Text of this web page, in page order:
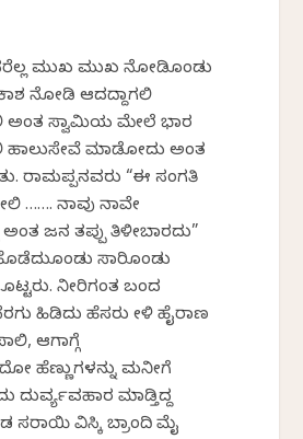
ಮುಖ ಮುಖ ನೋಡಿಕೊಂಡು
ನೋಡಿ ಆದದ್ದಾಗಲಿ
ಅಂತ ಸ್ವಾಮಿಯ ಮೇಲೆ ಭಾರ
ಹಾಲುಸೇವೆ ಮಾಡೋದು ಅಂತ
ರಾಮಪ್ಪನವರು “ಈ ಸಂಗತಿ
……. ನಾವು ನಾವೇ
ಅಂತ ಜನ ತಪ್ಪು ತಿಳೀಬಾರದು”
ಸಾರಿಕೊಂಡು
ನೀರಿಗಂತ ಬಂದ
ಹಿಡಿದು ಹೆಸರು ಕೇಳಿ ಹೈರಾಣ
ಆಗಾಗ್ಗೆ
ಹೆಣ್ಣುಗಳನ್ನು ಮನೀಗೆ
ದುರ್ವ್ಯವಹಾರ ಮಾಡ್ತಿದ್ದ
ಸರಾಯಿ ವಿಸ್ಕಿ ಬ್ರಾಂದಿ ಮೈ